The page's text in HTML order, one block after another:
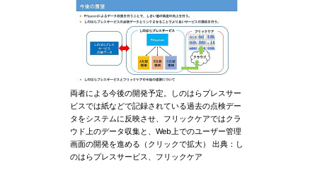
両者による今後の開発予定。しのはらプレスサー
ビスでは紙などで記録されている過去の点検デー
タをシステムに反映させ、フリックケアではクラ
ウド上のデータ収集と、Web上でのユーザー管理
画面の開発を進める（クリックで拡大） 出典：し
のはらプレスサービス、フリックケア